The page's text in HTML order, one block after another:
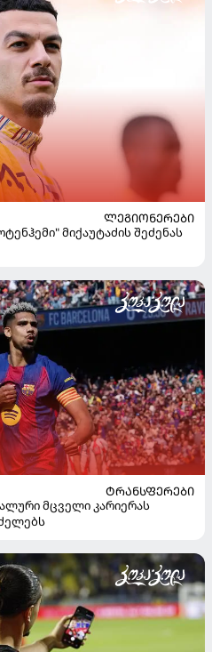
ᲚᲔᲒᲘᲝᲜᲔᲠᲔᲑᲘ
მიქაუტაძის შეძენას
ᲢᲠᲐᲜᲡᲤᲔᲠᲔᲑᲘ
მცველი კარიერას